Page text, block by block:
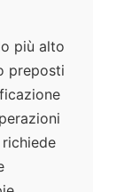
più alto
preposti